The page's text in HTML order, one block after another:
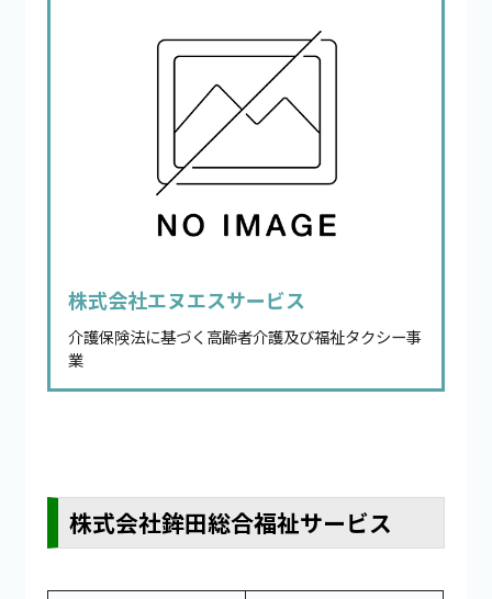
株式会社エヌエスサービス
介護保険法に基づく高齢者介護及び福祉タクシー事
業
株式会社鉾田総合福祉サービス